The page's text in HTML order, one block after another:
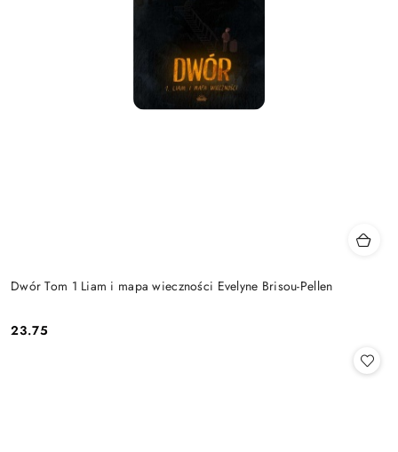
Dwór Tom 1 Liam i mapa wieczności Evelyne Brisou-Pellen
Cena:
23.75